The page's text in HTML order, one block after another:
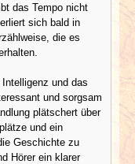
das Tempo nicht
sich bald in
die es
und das
und sorgsam
plätschert über
und ein
Geschichte zu
Hörer ein klarer